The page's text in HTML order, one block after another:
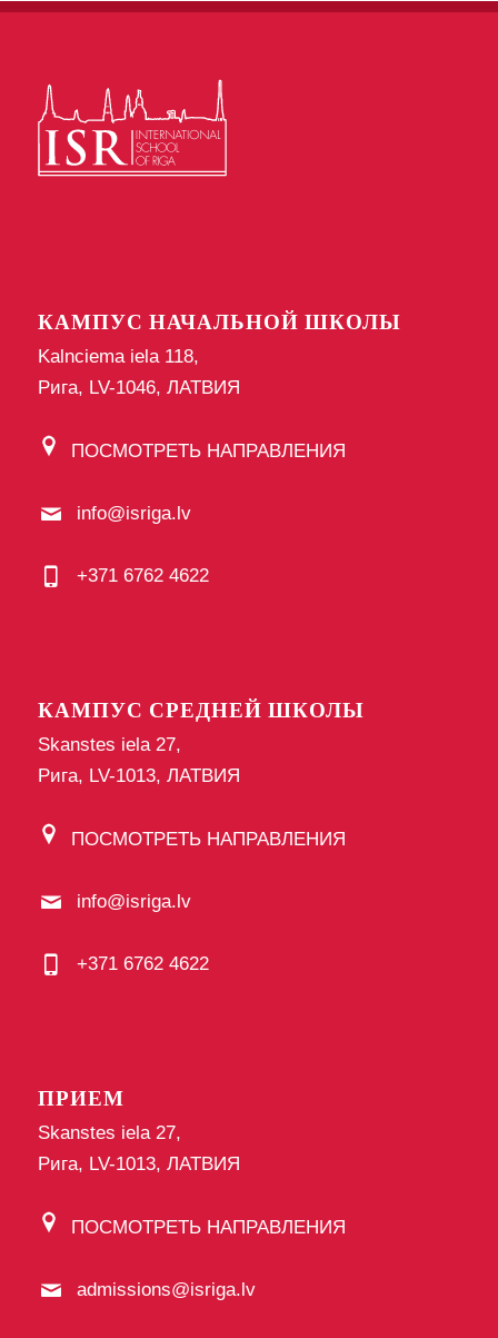
КАМПУС НАЧАЛЬНОЙ ШКОЛЫ
Kalnciema iela 118,
Рига, LV-1046, ЛАТВИЯ
ПОСМОТРЕТЬ НАПРАВЛЕНИЯ
info@isriga.lv
+371 6762 4622
КАМПУС СРЕДНЕЙ ШКОЛЫ
Skanstes iela 27,
Рига, LV-1013, ЛАТВИЯ
ПОСМОТРЕТЬ НАПРАВЛЕНИЯ
info@isriga.lv
+371 6762 4622
ПРИЕМ
Skanstes iela 27,
Рига, LV-1013, ЛАТВИЯ
ПОСМОТРЕТЬ НАПРАВЛЕНИЯ
admissions@isriga.lv